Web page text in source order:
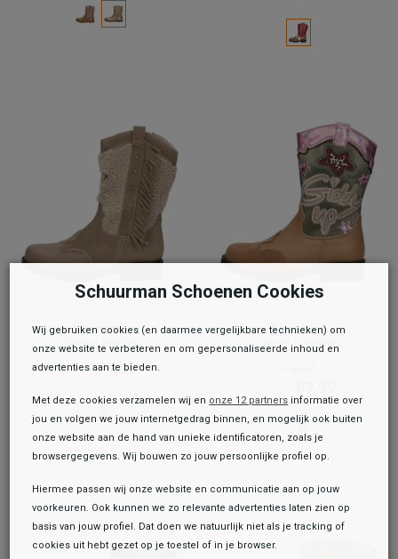
Shoesme
Lange Laarzen
89,9974,99
Shoesme
Lange Laarzen
Schuurman Schoenen Cookies
Wij gebruiken cookies (en daarmee vergelijkbare technieken) om
onze website te verbeteren en om gepersonaliseerde inhoud en
advertenties aan te bieden.
Met deze cookies verzamelen wij en onze 12 partners informatie over
jou en volgen we jouw internetgedrag binnen, en mogelijk ook buiten
onze website aan de hand van unieke identificatoren, zoals je
browsergegevens. Wij bouwen zo jouw persoonlijke profiel op.
Hiermee passen wij onze website en communicatie aan op jouw
voorkeuren. Ook kunnen we zo relevante advertenties laten zien op
basis van jouw profiel. Dat doen we natuurlijk niet als je tracking of
cookies uit hebt gezet op je toestel of in je browser.